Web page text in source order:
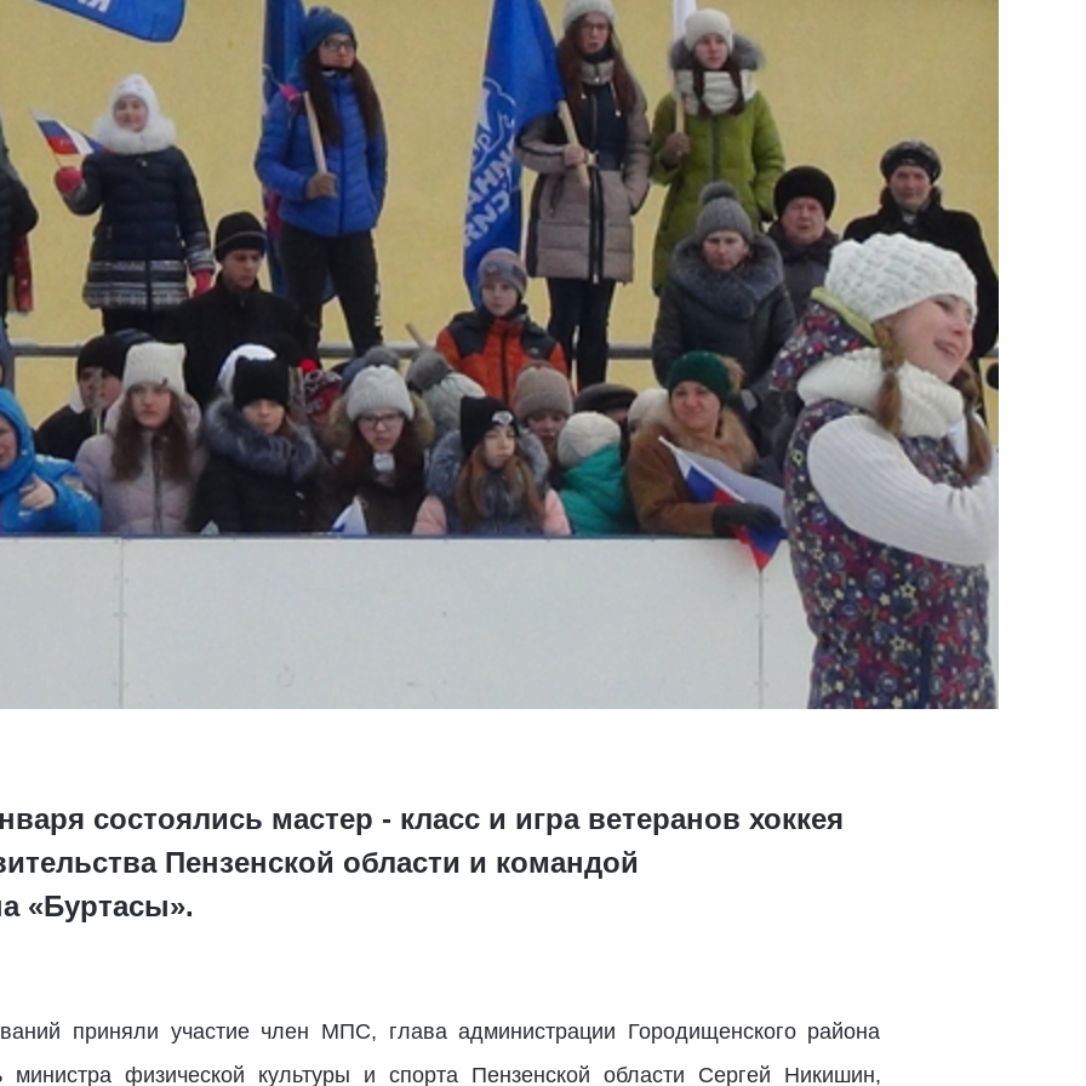
состоялись мастер - класс и игра ветеранов хоккея
Пензенской области и командой
«Буртасы».
приняли участие член МПС, глава администрации Городищенского района
министра физической культуры и спорта Пензенской области Сергей Никишин,